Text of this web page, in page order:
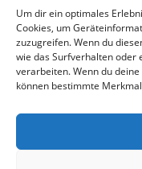
Um dir ein optimales
Cookies, um
zuzugreifen. Wenn du
wie das Surfverhalten oder
verarbeiten. Wenn du
können bestimmte
Handler der
hat, lies nicht locker
immer wieder, warum
Beamten nichts weiter
Diesbezüglich bekam
ihm eine Ladung zu